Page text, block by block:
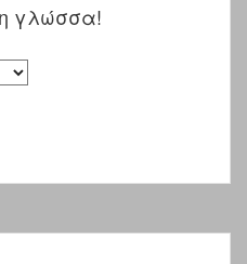
γλώσσα!